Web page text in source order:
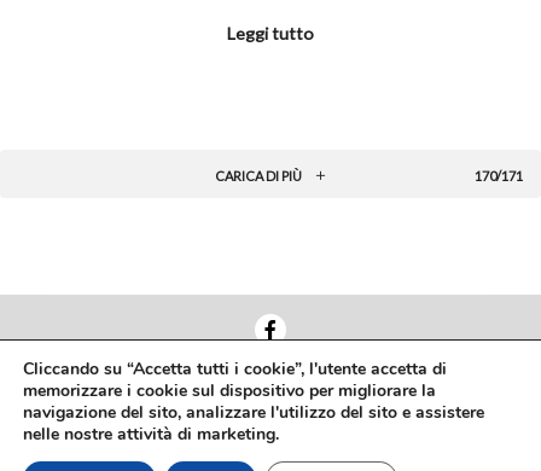
Leggi tutto
CARICA DI PIÙ 170/171
Via Nazionale, 60 00184 Roma
Tel. 06 4725428
Cliccando su “Accetta tutti i cookie”, l'utente accetta di
memorizzare i cookie sul dispositivo per migliorare la
navigazione del sito, analizzare l'utilizzo del sito e assistere
nelle nostre attività di marketing.